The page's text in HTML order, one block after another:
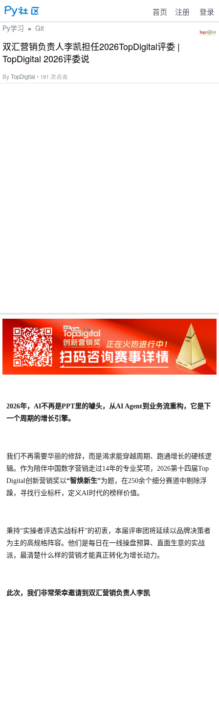
首页 注册 登录
Py学习 » Git
双汇营销负责人李凯担任2026TopDigital评委 |
TopDigital 2026评委说
ByTopDigital • 181 次点击
2026年，AI不再是PPT里的噱头，从AI Agent到业务流重构，它是下
一个周期的增长引擎。
我们不再需要华丽的修辞，而是渴求能穿越周期、跑通增长的硬核逻
辑。作为陪伴中国数字营销走过14年的专业奖项，2026第十四届Top
Digital创新营销奖以“智焕新生”为题，在250余个细分赛道中剔除浮
躁，寻找行业标杆，定义AI时代的榜样价值。
秉持“实操者评选实战标杆”的初衷， 本届评审团将延续以品牌决策者
为主的高规格阵容。他们是每日在一线操盘预算、直面生意的实战
派，最清楚什么样的营销才能真正转化为增长动力。
此次，我们非常荣幸邀请到双汇营销负责人李凯